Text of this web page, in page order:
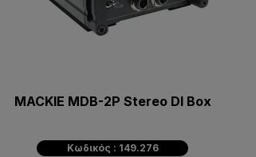
MACKIE MDB-2P Stereo DI Box
Κωδικός : 149.276